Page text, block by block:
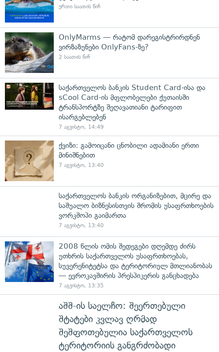
ერთი საათის წინ
OnlyMarms — რატომ დარეგისტრირდნენ
ვირზაზუნები OnlyFans-ზე?
2 საათის წინ
საქართველოს ბანკის Student Card-ისა და
sCool Card-ის მფლობელები ქუთაისში
ტრანსპორტზე შეღავათიანი ტარიფით
ისარგებლებენ
7 აგვისტო, 14:49
ქვიზი: გამოიცანი ცნობილი ადამიანი ერთი
მინიშნებით
7 აგვისტო, 13:40
საქართველოს ბანკის ორგანიზებით, მცირე და
საშუალო ბიზნესისთვის შრომის უსაფრთხოების
ვორკშოპი გაიმართა
7 აგვისტო, 13:40
2008 წლის ომის შედეგები დღემდე ძირს
უთხრის საქართველოს უსაფრთხოებას,
სუვერენიტეტსა და ტერიტორიულ მთლიანობას
— ევროკავშირის პრესპიკერის განცხადება
7 აგვისტო, 13:35
აშშ-ის საელჩო: შეერთებული
შტატები კვლავ ღრმად
შეშფოთებულია საქართველოს
ტერიტორიის განგრძობადი